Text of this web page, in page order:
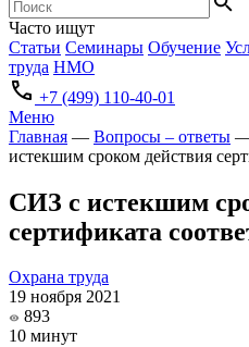
Часто ищут
Статьи Семинары Обучение
труда НМО
+7 (499) 110-40-01
Меню
Главная — Вопросы – ответы
истекшим сроком действия
СИЗ с истекшим
сертификата
Охрана труда
19 ноября 2021
893
10 минут